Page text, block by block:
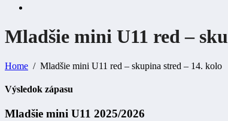
Mladšie mini U11 red –
Home Mladšie mini U11 red – skupina stred – 14. kolo
Výsledok zápasu
Mladšie mini U11 2025/2026